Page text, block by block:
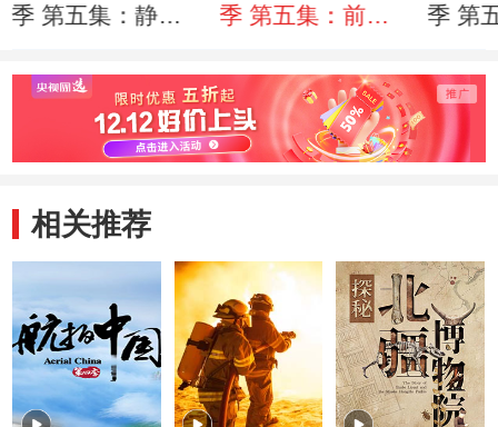
季 第五集：静卧
同国度的人们一起
奔跑
季 第五集：前往
和东方白鹳打个招
呼
季 第
现深
车站
相关推荐